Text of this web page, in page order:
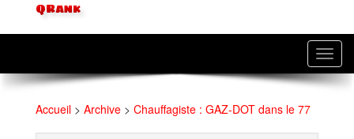
QRank
Accueil > Archive > Chauffagiste : GAZ-DOT dans le 77